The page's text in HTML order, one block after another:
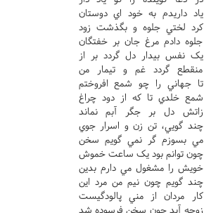
ياد داريدم به خود اي دوستان
کرد لختي جلوه و بگذشت زود
جلوه دادم مرغ جان بر خفتگان
يک نفس بيدار دل گردد بر از
منقطع گردد غم و تيمار من
تا جهاني را چو شمع افروختم
شمع خلدي تا که از دود چراغ
زاتش دل بر جگر آبم نماند
چند گويي، تن زن و اسرار جوي
مي بسوزم گر نمي گويم سخن
چون توانم بود يک ساعت خموش
خويش را مشغول مي دارم بدين
چند گويم چون نيم من مرد اين
کار مردان از مني پالودگيست
زوچه آيد چون سخن فرسوده شد